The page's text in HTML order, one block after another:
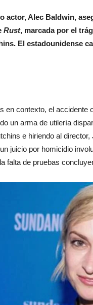
actor, Alec Baldwin,
Rust, marcada por el
El estadounidense
en contexto, el accidente
un arma de utilería
e hiriendo al
juicio por homicidio
falta de pruebas